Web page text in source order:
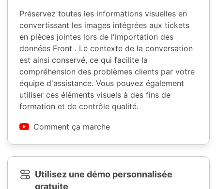
Préservez toutes les informations visuelles en
convertissant les images intégrées aux tickets
en pièces jointes lors de l'importation des
données Front . Le contexte de la conversation
est ainsi conservé, ce qui facilite la
compréhension des problèmes clients par votre
équipe d'assistance. Vous pouvez également
utiliser ces éléments visuels à des fins de
formation et de contrôle qualité.
Comment ça marche
Utilisez une démo personnalisée
gratuite